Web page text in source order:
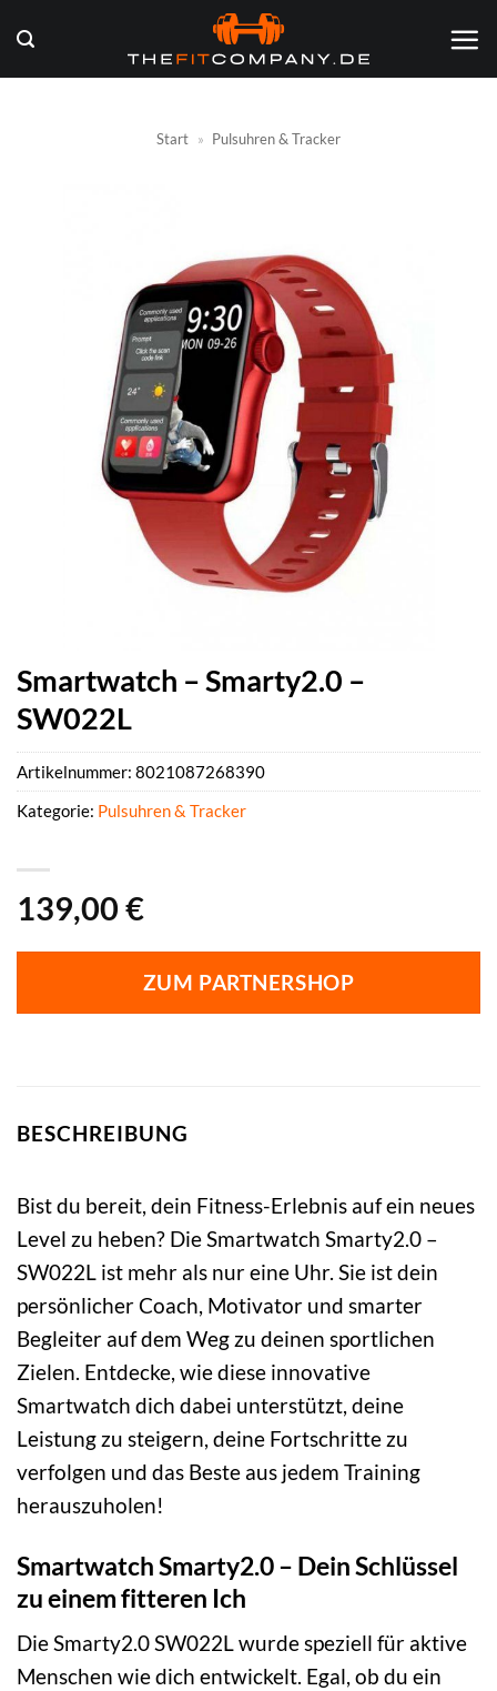
Inhalt
springen
Start » Pulsuhren & Tracker
Smartwatch – Smarty2.0 –
SW022L
139,00 €
ZUM PARTNERSHOP
Artikelnummer: 8021087268390
Kategorie: Pulsuhren & Tracker
BESCHREIBUNG
Bist du bereit, dein Fitness-Erlebnis auf ein neues
Level zu heben? Die Smartwatch Smarty2.0 –
SW022L ist mehr als nur eine Uhr. Sie ist dein
persönlicher Coach, Motivator und smarter
Begleiter auf dem Weg zu deinen sportlichen
Zielen. Entdecke, wie diese innovative
Smartwatch dich dabei unterstützt, deine
Leistung zu steigern, deine Fortschritte zu
verfolgen und das Beste aus jedem Training
herauszuholen!
Smartwatch Smarty2.0 – Dein Schlüssel
zu einem fitteren Ich
Die Smarty2.0 SW022L wurde speziell für aktive
Menschen wie dich entwickelt. Egal, ob du ein